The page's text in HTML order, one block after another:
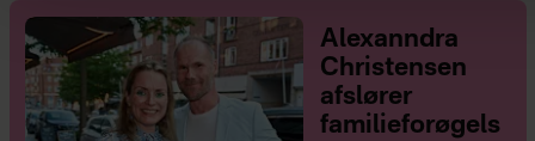
Alexanndra
Christensen
afslører
familieforøgels